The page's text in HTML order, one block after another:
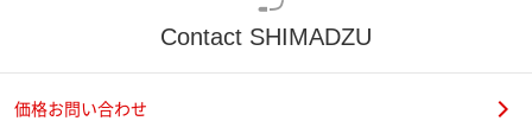
Contact SHIMADZU
価格お問い合わせ